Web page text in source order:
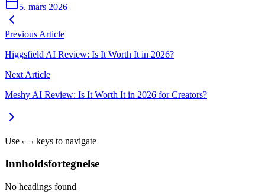
5. mars 2026
Previous Article
Higgsfield AI Review: Is It Worth It in 2026?
Next Article
Meshy AI Review: Is It Worth It in 2026 for Creators?
Use ← → keys to navigate
Innholdsfortegnelse
No headings found